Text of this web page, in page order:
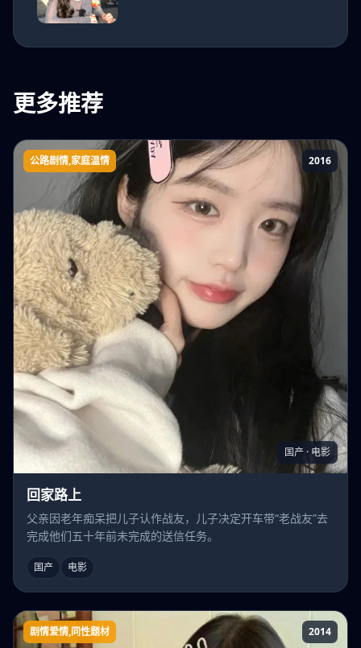
更多推荐
回家路上
公路剧情,家庭温情 2016
国产 · 电影
回家路上
父亲因老年痴呆把儿子认作战友，儿子决定开车带“老战友”去
完成他们五十年前未完成的送信任务。
国产 电影
男朋友
剧情爱情,同性题材 2014